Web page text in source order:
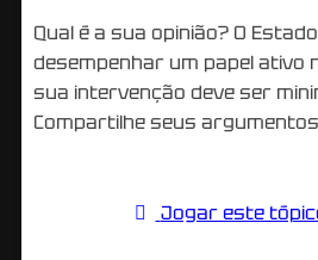
Qual é a sua opinião? O
desempenhar um papel ativo
sua intervenção deve ser
Compartilhe seus
Jogar este